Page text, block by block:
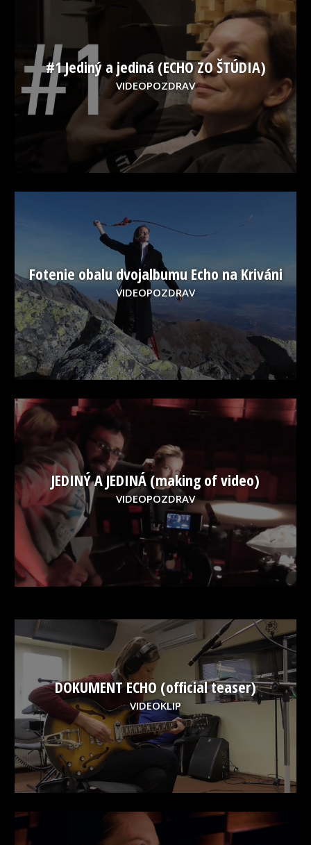
#1 Jediný a jediná (ECHO ZO ŠTÚDIA)
VIDEOPOZDRAV
Fotenie obalu dvojalbumu Echo na Kriváni
VIDEOPOZDRAV
JEDINÝ A JEDINÁ (making of video)
VIDEOPOZDRAV
DOKUMENT ECHO (official teaser)
VIDEOKLIP